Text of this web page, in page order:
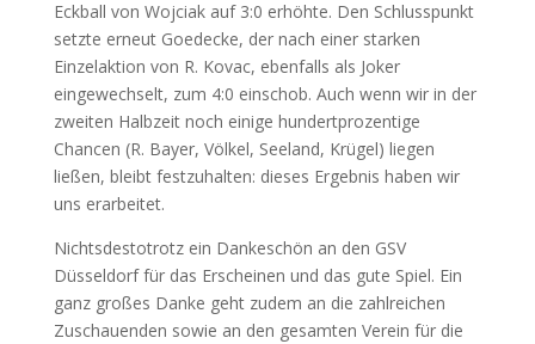
Eckball von Wojciak auf 3:0 erhöhte. Den Schlusspunkt
setzte erneut Goedecke, der nach einer starken
Einzelaktion von R. Kovac, ebenfalls als Joker
eingewechselt, zum 4:0 einschob. Auch wenn wir in der
zweiten Halbzeit noch einige hundertprozentige
Chancen (R. Bayer, Völkel, Seeland, Krügel) liegen
ließen, bleibt festzuhalten: dieses Ergebnis haben wir
uns erarbeitet.
Nichtsdestotrotz ein Dankeschön an den GSV
Düsseldorf für das Erscheinen und das gute Spiel. Ein
ganz großes Danke geht zudem an die zahlreichen
Zuschauenden sowie an den gesamten Verein für die